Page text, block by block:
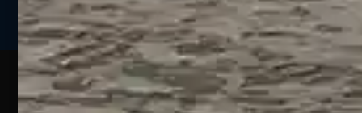
Web
EsperienzeAssistenzaContatti